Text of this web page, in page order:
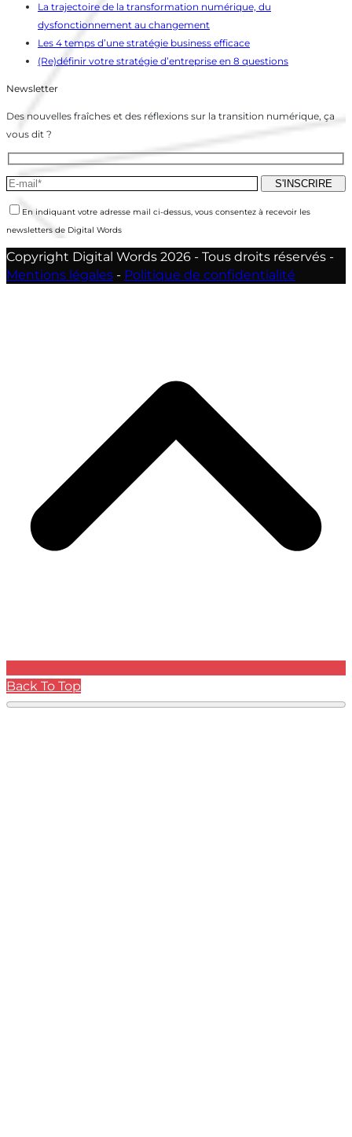
La trajectoire de la transformation numérique, du
dysfonctionnement au changement
Les 4 temps d’une stratégie business efficace
(Re)définir votre stratégie d’entreprise en 8 questions
Newsletter
Des nouvelles fraîches et des réflexions sur la transition numérique, ça
vous dit ?
En indiquant votre adresse mail ci-dessus, vous consentez à recevoir les
newsletters de Digital Words
Copyright Digital Words 2026 - Tous droits réservés -
Mentions légales - Politique de confidentialité
Back To Top